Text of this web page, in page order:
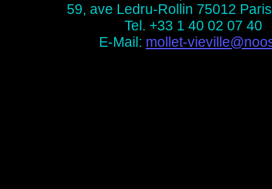
59, ave Ledru-Rollin 75012
Tel. +33 1 40 02 07 40
E-Mail: mollet-